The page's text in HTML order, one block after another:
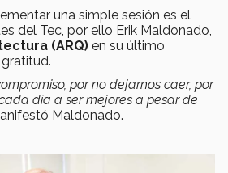
una simple sesión es el
del Tec, por ello Erik Maldonado,
(ARQ) en su último
por no dejarnos caer, por
día a ser mejores a pesar de
Maldonado.